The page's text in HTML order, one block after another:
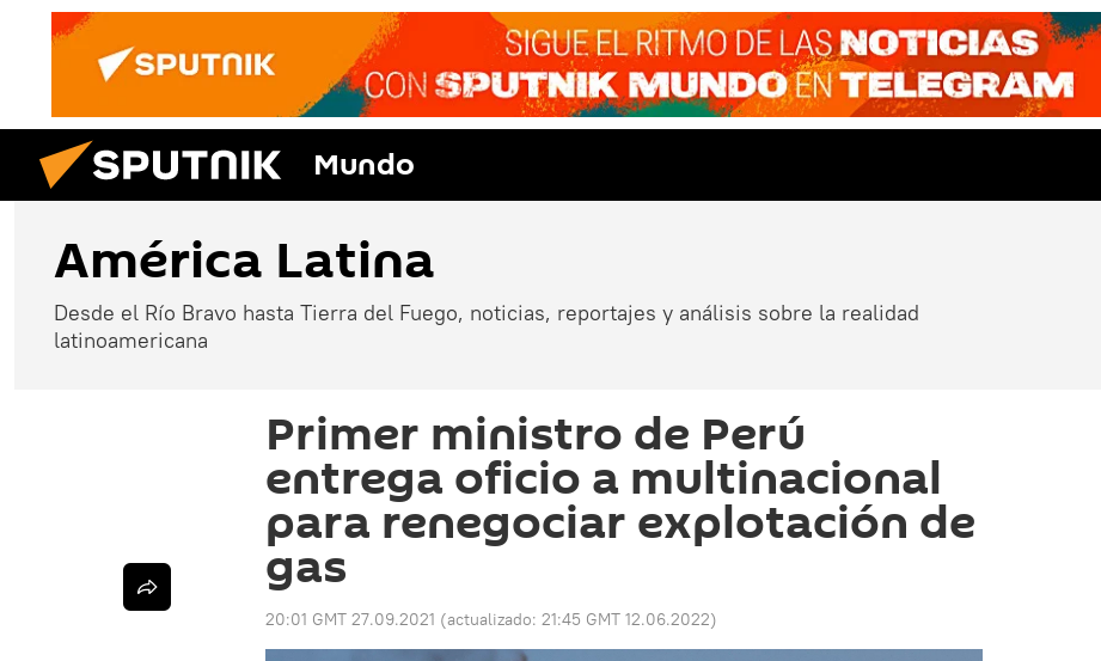
Mundo
América Latina
Desde el Río Bravo hasta Tierra del Fuego, noticias, reportajes y análisis sobre la realidad
latinoamericana
Primer ministro de Perú
entrega oficio a multinacional
para renegociar explotación de
gas
20:01 GMT 27.09.2021 (actualizado: 21:45 GMT 12.06.2022)